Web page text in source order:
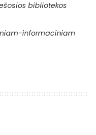
bibliotekos
informaciniam